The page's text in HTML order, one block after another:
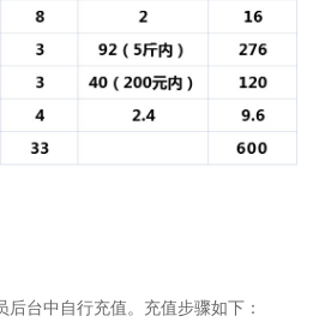
台中自行充值。充值步骤如下：